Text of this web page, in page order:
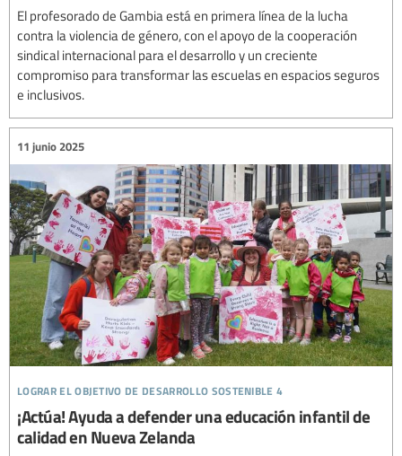
El profesorado de Gambia está en primera línea de la lucha
contra la violencia de género, con el apoyo de la cooperación
sindical internacional para el desarrollo y un creciente
compromiso para transformar las escuelas en espacios seguros
e inclusivos.
lograr el objetivo de desarrollo sostenible 4
11 junio 2025
¡Actúa! Ayuda a defender una educación infantil de
calidad en Nueva Zelanda